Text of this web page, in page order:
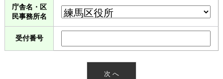
交付状況確認
メール通知登録
混雑予想カレンダー
庁舎名・区
民事務所名
受付番号